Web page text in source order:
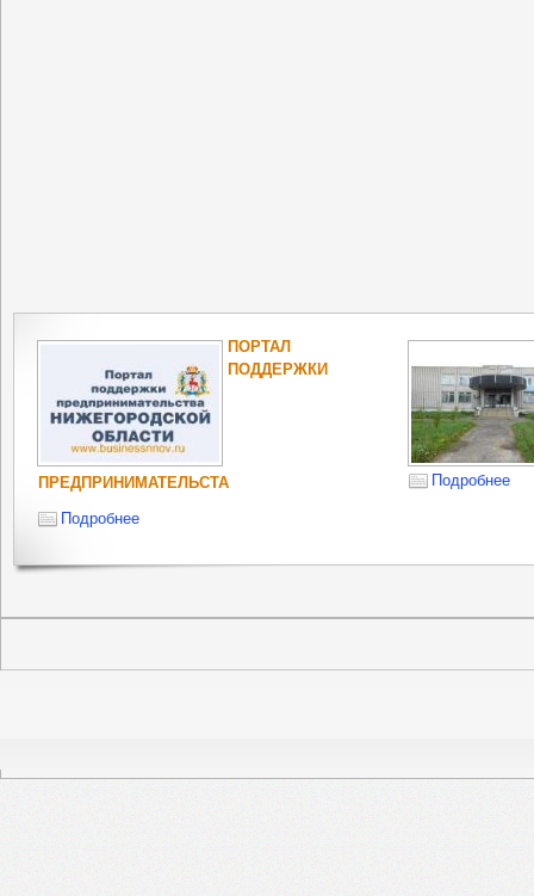
ПОРТАЛ
ПОДДЕРЖКИ
ПРЕДПРИНИМАТЕЛЬСТА
Подробнее
Подробнее